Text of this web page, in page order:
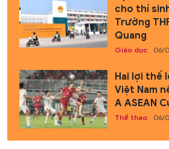
cho thí
Trường
Quang
Giáo dục 06/
Hai lợi thế
Việt Nam
A ASEAN
Thể thao 06/